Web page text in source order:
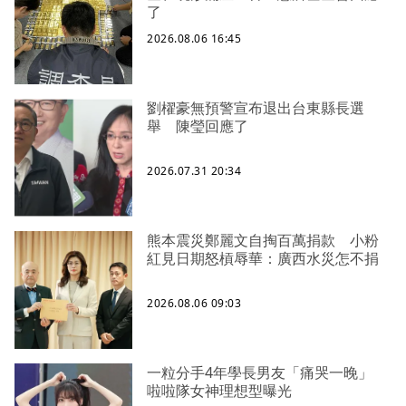
了
2026.08.06 16:45
劉櫂豪無預警宣布退出台東縣長選
舉 陳瑩回應了
2026.07.31 20:34
熊本震災鄭麗文自掏百萬捐款 小粉
紅見日期怒槓辱華：廣西水災怎不捐
2026.08.06 09:03
一粒分手4年學長男友「痛哭一晚」
啦啦隊女神理想型曝光